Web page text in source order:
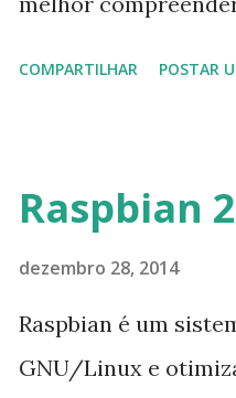
DistroWatch
um do outro (ou um
de cada. No exato
distribuições Linux e
COMPARTILHAR POSTAR
Raspbian
dezembro 28, 2014
Raspbian é um
GNU/Linux e